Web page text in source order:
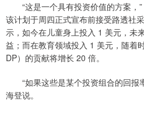
“这是一个具有投资价值的方案，”
该计划于周四正式宣布前接受路透社
示，如今在儿童身上投入 1 美元，未
益；而在教育领域投入 1 美元，随着
DP）的贡献将增长 20 倍。
“如果这些是某个投资组合的回报
海登说。